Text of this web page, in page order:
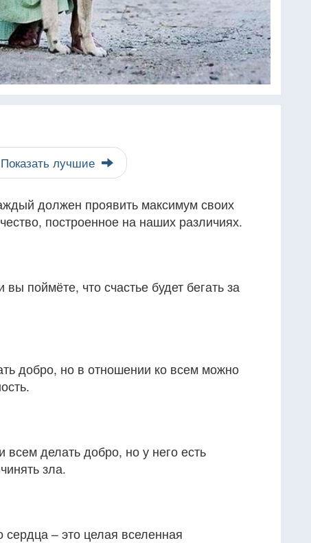
Показать лучшие
должен проявить максимум своих
построенное на наших различиях.
поймёте, что счастье будет бегать за
добро, но в отношении ко всем можно
всем делать добро, но у него есть
зла.
сердца – это целая вселенная